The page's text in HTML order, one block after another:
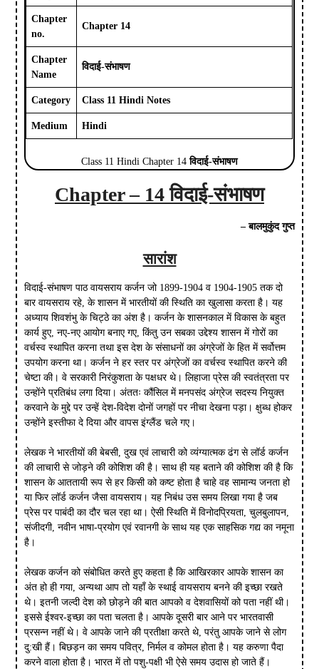
Chapter
no.
Chapter 14
Chapter
Name
विदाई-संभाषण
Category Class 11 Hindi Notes
Medium Hindi
Class 11 Hindi Chapter 14विदाई-संभाषण
Chapter – 14 विदाई-संभाषण
– बालमुकुंद गुप्त
सारांश
विदाई-संभाषण पाठ वायसराय कर्जन जो 1899-1904 व 1904-1905 तक दो
बार वायसराय रहे, के शासन में भारतीयों की स्थिति का खुलासा करता है। यह
अध्याय शिवशंभु के चिट्ठे का अंश है। कर्जन के शासनकाल में विकास के बहुत
कार्य हुए, नए-नए आयोग बनाए गए, किंतु उन सबका उद्देश्य शासन में गोरों का
वर्चस्व स्थापित करना तथा इस देश के संसाधनों का अंग्रेजों के हित में सर्वोत्तम
उपयोग करना था। कर्जन ने हर स्तर पर अंग्रेजों का वर्चस्व स्थापित करने की
चेष्टा की। वे सरकारी निरंकुशता के पक्षधर थे। लिहाजा प्रेस की स्वतंत्रता पर
उन्होंने प्रतिबंध लगा दिया। अंततः कौंसिल में मनपसंद अंग्रेज सदस्य नियुक्त
करवाने के मुद्दे पर उन्हें देश-विदेश दोनों जगहों पर नीचा देखना पड़ा। क्षुब्ध होकर
उन्होंने इस्तीफा दे दिया और वापस इंग्लैंड चले गए।
लेखक ने भारतीयों की बेबसी, दुख एवं लाचारी को व्यंग्यात्मक ढंग से लॉर्ड कर्जन
की लाचारी से जोड़ने की कोशिश की है। साथ ही यह बताने की कोशिश की है कि
शासन के आततायी रूप से हर किसी को कष्ट होता है चाहे वह सामान्य जनता हो
या फिर लॉर्ड कर्जन जैसा वायसराय। यह निबंध उस समय लिखा गया है जब
प्रेस पर पाबंदी का दौर चल रहा था। ऐसी स्थिति में विनोदप्रियता, चुलबुलापन,
संजीदगी, नवीन भाषा-प्रयोग एवं रवानगी के साथ यह एक साहसिक गद्य का नमूना
है।
लेखक कर्जन को संबोधित करते हुए कहता है कि आखिरकार आपके शासन का
अंत हो ही गया, अन्यथा आप तो यहाँ के स्थाई वायसराय बनने की इच्छा रखते
थे। इतनी जल्दी देश को छोड़ने की बात आपको व देशवासियों को पता नहीं थी।
इससे ईश्वर-इच्छा का पता चलता है। आपके दूसरी बार आने पर भारतवासी
प्रसन्न नहीं थे। वे आपके जाने की प्रतीक्षा करते थे, परंतु आपके जाने से लोग
दु:खी हैं। बिछड़न का समय पवित्र, निर्मल व कोमल होता है। यह करुणा पैदा
करने वाला होता है। भारत में तो पशु-पक्षी भी ऐसे समय उदास हो जाते हैं।